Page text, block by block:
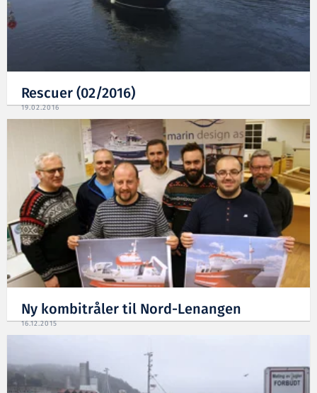
Rescuer (02/2016)
19.02.2016
Ny kombitråler til Nord-Lenangen
16.12.2015